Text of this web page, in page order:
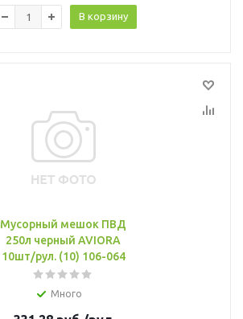
В корзину
Мусорный мешок ПВД
250л черный AVIORA
10шт/рул. (10) 106-064
Много